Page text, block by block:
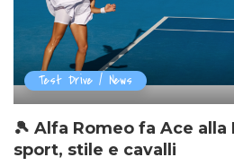
Test Drive / News
🎾 Alfa Romeo fa Ace alla
sport, stile e cavalli